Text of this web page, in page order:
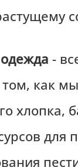
-
том, как
хлопка,
для